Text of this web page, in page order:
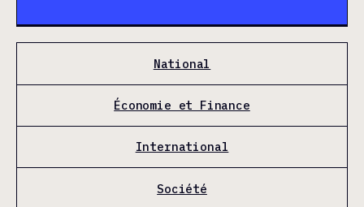
National
Économie et Finance
International
Société